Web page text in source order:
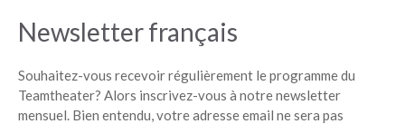
Newsletter français
Souhaitez-vous recevoir régulièrement le programme du
Teamtheater? Alors inscrivez-vous à notre newsletter
mensuel. Bien entendu, votre adresse email ne sera pas